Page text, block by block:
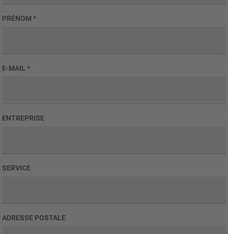
PRÉNOM *
E-MAIL *
ENTREPRISE
SERVICE
ADRESSE POSTALE